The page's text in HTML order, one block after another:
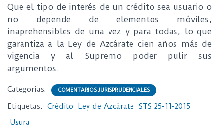
Que el tipo de interés de un crédito sea usuario o
no depende de elementos móviles,
inaprehensibles de una vez y para todas, lo que
garantiza a la Ley de Azcárate cien años más de
vigencia y al Supremo poder pulir sus
argumentos.
Categorías: COMENTARIOS JURISPRUDENCIALES
Etiquetas: Crédito Ley de Azcárate
STS 25-11-2015
Usura